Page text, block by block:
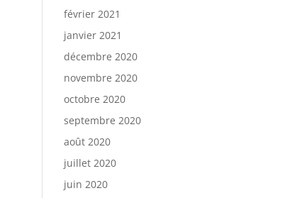
février 2021
janvier 2021
décembre 2020
novembre 2020
octobre 2020
septembre 2020
août 2020
juillet 2020
juin 2020